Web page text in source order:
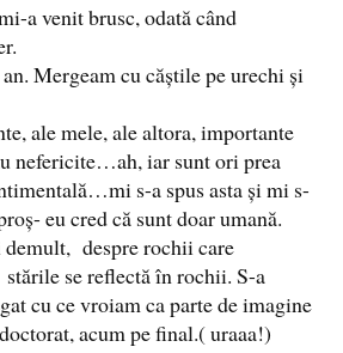
a venit brusc, odată când
Mergeam cu căștile pe urechi și
ale mele, ale altora, importante
nefericite…ah, iar sunt ori prea
s-a spus asta și mi s-
eu cred că sunt doar umană.
despre rochii care
se reflectă în rochii. S-a
cu ce vroiam ca parte de imagine
acum pe final.( uraaa!)